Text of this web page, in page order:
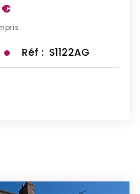
€
Réf : S1122AG